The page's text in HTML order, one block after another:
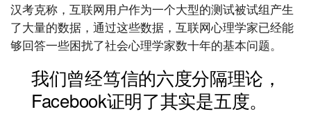
汉考克称，互联网用户作为一个大型的测试被试组产生
了大量的数据，通过这些数据，互联网心理学家已经能
够回答一些困扰了社会心理学家数十年的基本问题。
我们曾经笃信的六度分隔理论，
Facebook证明了其实是五度。